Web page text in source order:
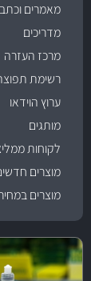
מאמרים
מדריכים
מרכז העזרה
רשימת
ערוץ הוידאו
מותגים
לקוחות
מוצרים
מוצרים